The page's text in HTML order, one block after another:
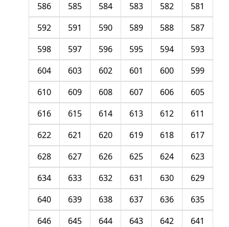
581
582
583
584
585
586
587
588
589
590
591
592
593
594
595
596
597
598
599
600
601
602
603
604
605
606
607
608
609
610
611
612
613
614
615
616
617
618
619
620
621
622
623
624
625
626
627
628
629
630
631
632
633
634
635
636
637
638
639
640
641
642
643
644
645
646